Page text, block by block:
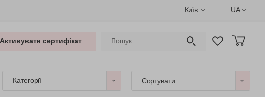
Київ UA
Активувати сертифікат
Категорії Сортувати